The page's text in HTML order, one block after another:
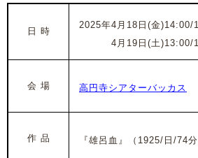
日 時
2025年4月18日(金)14:00/
4月19日(土)13:00/
会 場 高円寺シアターバッカス
作 品 『雄呂血』（1925/日/74分